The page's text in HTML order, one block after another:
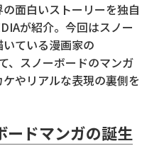
面白いストーリーを独自
が紹介。今回はスノー
ている漫画家の
、スノーボードのマンガ
やリアルな表現の裏側を
ードマンガの誕生